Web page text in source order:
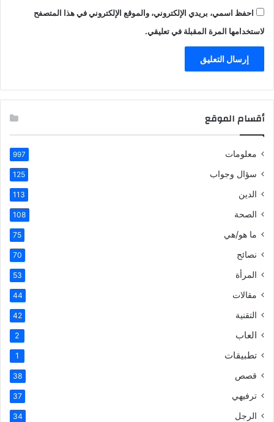
احفظ اسمي، بريدي الإلكتروني، والموقع الإلكتروني في هذا المتصفح
لاستخدامها المرة المقبلة في تعليقي.
أقسام الموقع
معلومات 997
سؤال وجواب 125
الدين 113
الصحة 108
ما هو/هي 75
نصائح 70
المرأة 53
مقالات 44
التقنية 42
العاب 2
تطبيقات 1
قصص 38
ترفيهي 37
الرجل 34